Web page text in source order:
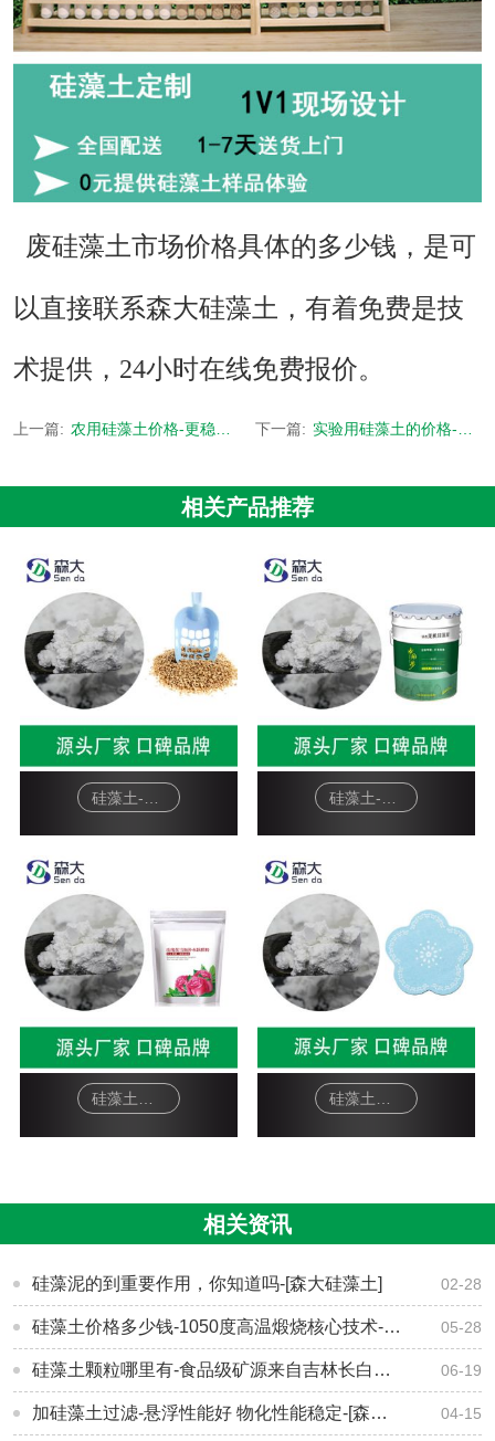
废硅藻土市场价格具体的多少钱，是可
以直接联系森大硅藻土，有着免费是技
术提供，24小时在线免费报价。
上一篇: 下一篇:
相关产品推荐
硅藻土面膜-软膜粉 硅藻土工艺品-杯垫
相关资讯
硅藻泥的到重要作用，你知道吗-[森大硅藻土] 02-28
硅藻土价格多少钱-1050度高温煅烧核心技术-[森大硅藻土] 05-28
硅藻土颗粒哪里有-食品级矿源来自吉林长白山-[森大硅藻土] 06-19
加硅藻土过滤-悬浮性能好 物化性能稳定-[森大硅藻土] 04-15